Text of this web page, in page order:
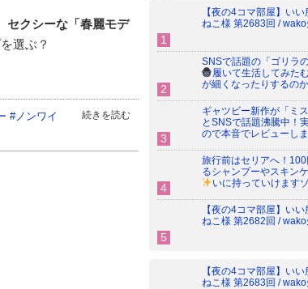
セクシーな「春麗モデ
選ぶ？
続きを読む
#ノンワイ
【夜の4コマ部屋】い
ねこ様 第2683回 / wako
SNSで話題の「ゴリラ
履いて生活してみた
が細くなったりするの
ギャツビー新作が「ミ
とSNSで話題沸騰中！
ので本音でレビューしま
旅行前はセリアへ！
るシャンプーやスキン
いに持っていけます
【夜の4コマ部屋】い
ねこ様 第2682回 / wako
【夜の4コマ部屋】い
ねこ様 第2683回 / wako